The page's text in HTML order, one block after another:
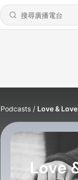
Podcasts Love & Love